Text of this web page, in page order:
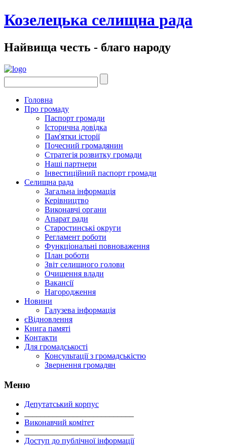
Козелецька селищна рада
Найвища честь - благо народу
Головна
Про громаду
Паспорт громади
Історична довідка
Пам'ятки історії
Почесний громадянин
Стратегія розвитку громади
Наші партнери
Інвестиційний паспорт громади
Селищна рада
Загальна інформація
Керівництво
Виконавчі органи
Апарат ради
Старостинські округи
Регламент роботи
Функціональні повноваження
План роботи
Звіт селищного голови
Очищення влади
Вакансії
Нагородження
Новини
Галузева інформація
єВідновлення
Книга памяті
Контакти
Для громадськості
Консультації з громадськістю
Звернення громадян
Меню
Депутатський корпус
Виконавчий комітет
Доступ до публічної інформації